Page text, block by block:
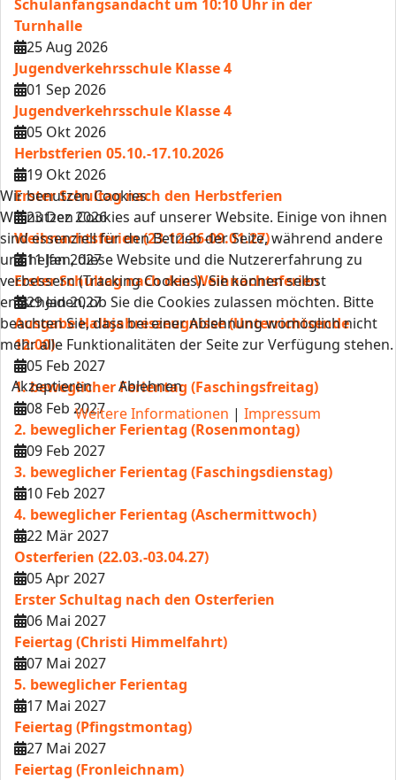
Schulanfangsandacht um 10:10 Uhr in der
Turnhalle
25 Aug 2026
Jugendverkehrsschule Klasse 4
01 Sep 2026
Jugendverkehrsschule Klasse 4
05 Okt 2026
Herbstferien 05.10.-17.10.2026
19 Okt 2026
Erster Schultag nach den Herbstferien
23 Dez 2026
Weihnachtsferien (23.12.26-09.01.27)
11 Jan 2027
Erster Schultag nach den Weihnachtsferien
29 Jan 2027
Ausgabe Halbjahreszeugnisse (Unterrichtsende
12:00)
05 Feb 2027
1. beweglicher Ferientag (Faschingsfreitag)
08 Feb 2027
2. beweglicher Ferientag (Rosenmontag)
09 Feb 2027
3. beweglicher Ferientag (Faschingsdienstag)
10 Feb 2027
4. beweglicher Ferientag (Aschermittwoch)
22 Mär 2027
Osterferien (22.03.-03.04.27)
05 Apr 2027
Erster Schultag nach den Osterferien
06 Mai 2027
Feiertag (Christi Himmelfahrt)
07 Mai 2027
5. beweglicher Ferientag
17 Mai 2027
Feiertag (Pfingstmontag)
27 Mai 2027
Feiertag (Fronleichnam)
Wir benutzen Cookies
Wir nutzen Cookies auf unserer Website. Einige von ihnen
sind essenziell für den Betrieb der Seite, während andere
uns helfen, diese Website und die Nutzererfahrung zu
verbessern (Tracking Cookies). Sie können selbst
entscheiden, ob Sie die Cookies zulassen möchten. Bitte
beachten Sie, dass bei einer Ablehnung womöglich nicht
mehr alle Funktionalitäten der Seite zur Verfügung stehen.
Akzeptieren
Ablehnen
Weitere Informationen | Impressum